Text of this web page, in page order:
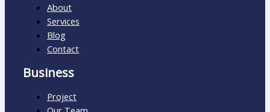
About
Services
Blog
Contact
Business
Project